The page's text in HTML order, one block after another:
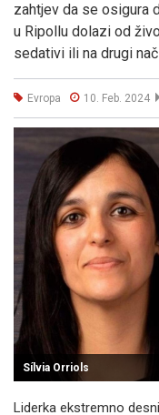
zahtjev da se osigura
u Ripollu dolazi od
sedativi ili na drugi
Evropa 10. Feb. 2024
Sílvia Orriols
Liderka ekstremno